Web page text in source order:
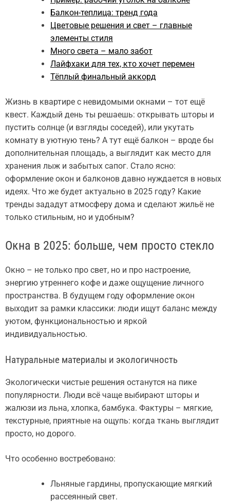
Балкон-теплица: тренд года
Цветовые решения и свет – главные
элементы стиля
Много света – мало забот
Лайфхаки для тех, кто хочет перемен
Тёплый финальный аккорд
Жизнь в квартире с невидомыми окнами – тот ещё
квест. Каждый день ты решаешь: открывать шторы и
пустить солнце (и взгляды соседей), или укутать
комнату в уютную тень? А тут ещё балкон – вроде бы
дополнительная площадь, а выглядит как место для
хранения лыж и забытых сапог. Стало ясно:
оформление окон и балконов давно нуждается в новых
идеях. Что же будет актуально в 2025 году? Какие
тренды зададут атмосферу дома и сделают жильё не
только стильным, но и удобным?
Окна в 2025: больше, чем просто стекло
Окно – не только про свет, но и про настроение,
энергию утреннего кофе и даже ощущение личного
пространства. В будущем году оформление окон
выходит за рамки классики: люди ищут баланс между
уютом, функциональностью и яркой
индивидуальностью.
Натуральные материалы и экологичность
Экологически чистые решения останутся на пике
популярности. Люди всё чаще выбирают шторы и
жалюзи из льна, хлопка, бамбука. Фактуры – мягкие,
текстурные, приятные на ощупь: когда ткань выглядит
просто, но дорого.
Что особенно востребовано:
Льняные гардины, пропускающие мягкий
рассеянный свет.